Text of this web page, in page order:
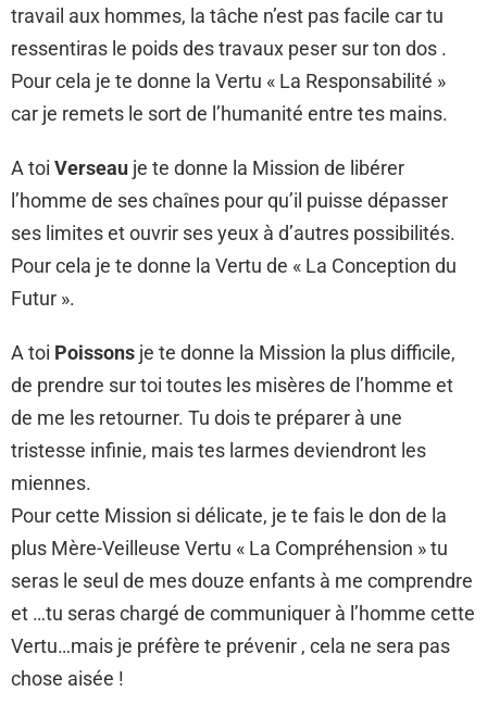
travail aux hommes, la tâche n’est pas facile car tu
ressentiras le poids des travaux peser sur ton dos .
Pour cela je te donne la Vertu « La Responsabilité »
car je remets le sort de l’humanité entre tes mains.
A toi Verseau je te donne la Mission de libérer
l’homme de ses chaînes pour qu’il puisse dépasser
ses limites et ouvrir ses yeux à d’autres possibilités.
Pour cela je te donne la Vertu de « La Conception du
Futur ».
A toi Poissons je te donne la Mission la plus difficile,
de prendre sur toi toutes les misères de l’homme et
de me les retourner. Tu dois te préparer à une
tristesse infinie, mais tes larmes deviendront les
miennes.
Pour cette Mission si délicate, je te fais le don de la
plus Mère-Veilleuse Vertu « La Compréhension » tu
seras le seul de mes douze enfants à me comprendre
et …tu seras chargé de communiquer à l’homme cette
Vertu…mais je préfère te prévenir , cela ne sera pas
chose aisée !